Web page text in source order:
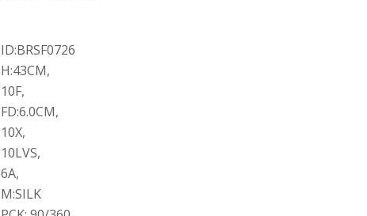
ID:BRSF0726
H:43CM,
10F,
FD:6.0CM,
10X,
10LVS,
6A,
M:SILK